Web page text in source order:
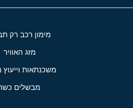
מימון רכב רק
מזג האוויר
משכנתאות וייעוץ
מבשלים